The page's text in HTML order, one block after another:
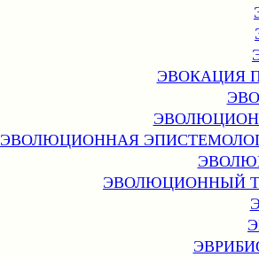
ЭВОКАЦИЯ
ЭВОЛЮЦИОННАЯ
ЭВОЛЮЦИОННЫЙ